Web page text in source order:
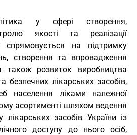
у сфері створення,
якості та реалізації
спрямовується на підтримку
створення та впровадження
також розвиток виробництва
безпечних лікарських засобів,
населення ліками належної
асортименті шляхом ведення
засобів України із
доступу до нього осіб,